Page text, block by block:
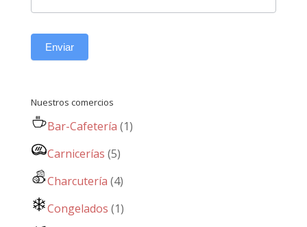
Enviar
Nuestros comercios
Bar-Cafetería (1)
Carnicerías (5)
Charcutería (4)
Congelados (1)